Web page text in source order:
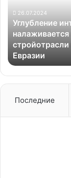
по
развитию
стройотрасли
на
пространстве
Большой
Евразии
26.07.2024
Углубление
Евразии
Последние